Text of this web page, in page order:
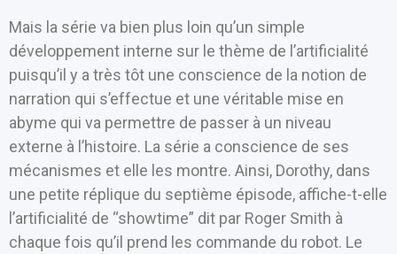
Mais la série va bien plus loin qu’un simple
développement interne sur le thème de l’artificialité
puisqu’il y a très tôt une conscience de la notion de
narration qui s’effectue et une véritable mise en
abyme qui va permettre de passer à un niveau
externe à l’histoire. La série a conscience de ses
mécanismes et elle les montre. Ainsi, Dorothy, dans
une petite réplique du septième épisode, affiche-t-elle
l’artificialité de “showtime” dit par Roger Smith à
chaque fois qu’il prend les commande du robot. Le